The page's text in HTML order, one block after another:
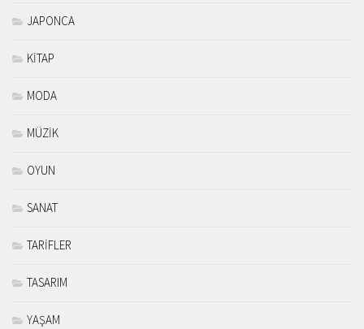
JAPONCA
KİTAP
MODA
MÜZİK
OYUN
SANAT
TARİFLER
TASARIM
YAŞAM